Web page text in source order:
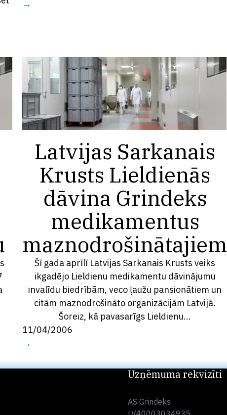
→
Latvijas Sarkanais
Krusts Lieldienās
dāvina Grindeks
medikamentus
maznodrošinātajiem
Šī gada aprīlī Latvijas Sarkanais Krusts veiks
ikgadējo Lieldienu medikamentu dāvinājumu
invalīdu biedrībām, veco ļaužu pansionātiem un
citām maznodrošināto organizācijām Latvijā.
Šoreiz, kā pavasarīgs Lieldienu...
11/04/2006
→
Uzņēmuma rekvizīti
AS Grindeks